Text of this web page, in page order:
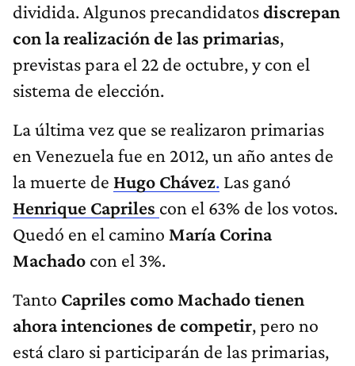
dividida. Algunos precandidatosdiscrepan
con la realización de las primarias,
previstas para el 22 de octubre, y con el
sistema de elección.
La última vez que se realizaron primarias
en Venezuela fue en 2012, un año antes de
la muerte de Hugo Chávez. Las ganó
Henrique Capriles con el 63% de los votos.
Quedó en el camino María Corina
Machado con el 3%.
Tanto Capriles como Machado tienen
ahora intenciones de competir, pero no
está claro si participarán de las primarias,